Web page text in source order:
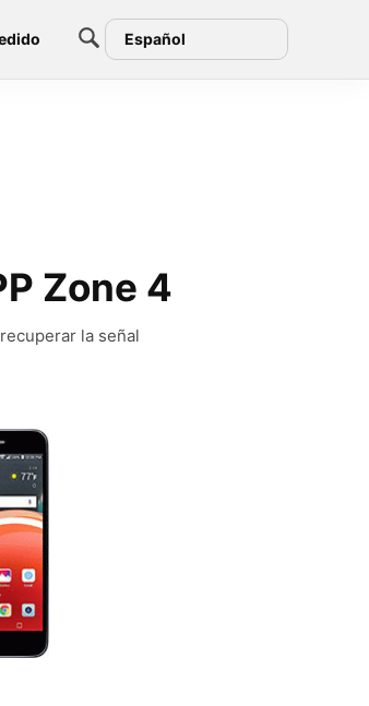
Español
Zone 4
la señal